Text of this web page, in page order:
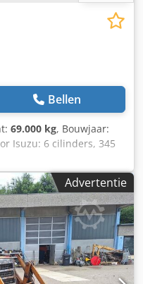
Bellen
69.000 kg, Bouwjaar:
Isuzu: 6 cilinders, 345
6,58 m Stel 3 m
U H Tj Abiskr
OQ90 of Lehnhoff HS80
69 ton
(4,14 m met
m Machine is in onze
Rapport op
uitgevoerd: alle oliën en
Advertentie